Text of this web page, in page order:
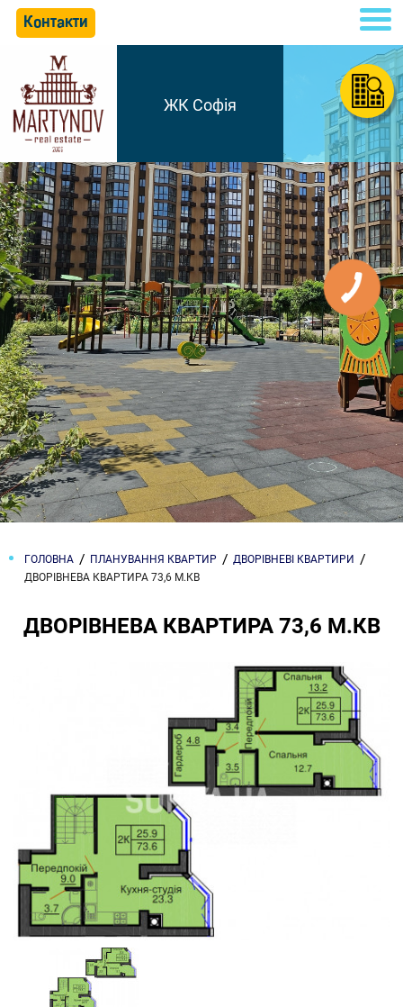
Контакти
ЖК Софія
ГОЛОВНА ПЛАНУВАННЯ КВАРТИР
ДВОРІВНЕВІ КВАРТИРИ
ДВОРІВНЕВА КВАРТИРА 73,6 М.КВ
ДВОРІВНЕВА КВАРТИРА 73,6 М.КВ